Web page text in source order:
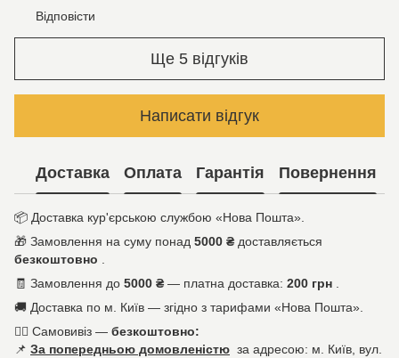
Відповісти
Ще 5 відгуків
Написати відгук
Доставка Оплата Гарантія Повернення
📦 Доставка кур'єрською службою «Нова Пошта».
🎁 Замовлення на суму понад 5000 ₴ доставляється
безкоштовно
🧾 Замовлення до 5000 ₴ — платна доставка: 200 грн
🚚 Доставка по м. Київ — згідно з тарифами «Нова Пошта».
🚶‍♀️ Самовивіз — безкоштовно:
📌 За попередньою домовленістю за адресою: м. Київ, вул.